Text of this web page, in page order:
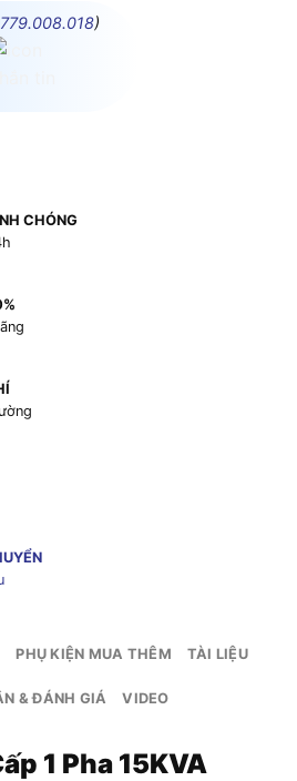
)
CHÓNG
PHỤ KIỆN MUA THÊM TÀI LIỆU
& ĐÁNH GIÁ VIDEO
1 Pha 15KVA